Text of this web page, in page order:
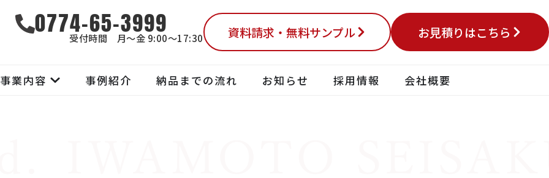
0774-65-3999
受付時間 月～金 9:00～17:30 資料請求・無料サンプル お見積りはこちら
事業内容 事例紹介 納品までの流れ お知らせ 採用情報 会社概要